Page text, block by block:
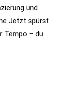
und
Jetzt spürst
Tempo – du